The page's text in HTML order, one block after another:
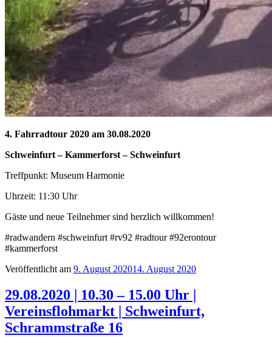
4. Fahrradtour 2020 am 30.08.2020
Schweinfurt – Kammerforst – Schweinfurt
Treffpunkt: Museum Harmonie
Uhrzeit: 11:30 Uhr
Gäste und neue Teilnehmer sind herzlich willkommen!
#radwandern #schweinfurt #rv92 #radtour #92erontour
#kammerforst
Veröffentlicht am 9. August 202014. August 2020
29.08.2020 | 10.30 – 15.00 Uhr |
Vereinsflohmarkt | Schweinfurt,
Schrammstraße 16